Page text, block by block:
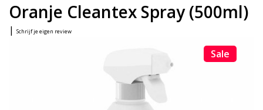
Oranje Cleantex Spray (500ml)
| Schrijf je eigen review
Sale